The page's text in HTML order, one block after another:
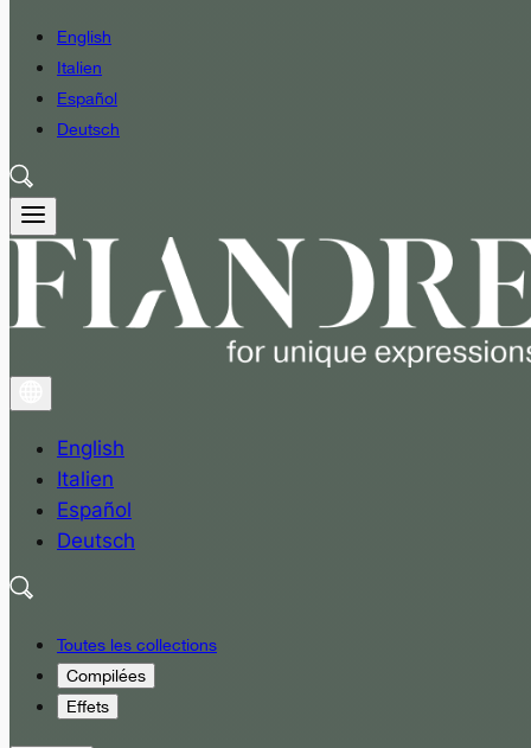
English
Italien
Español
Deutsch
English
Italien
Español
Deutsch
Toutes les collections
Compilées
Effets